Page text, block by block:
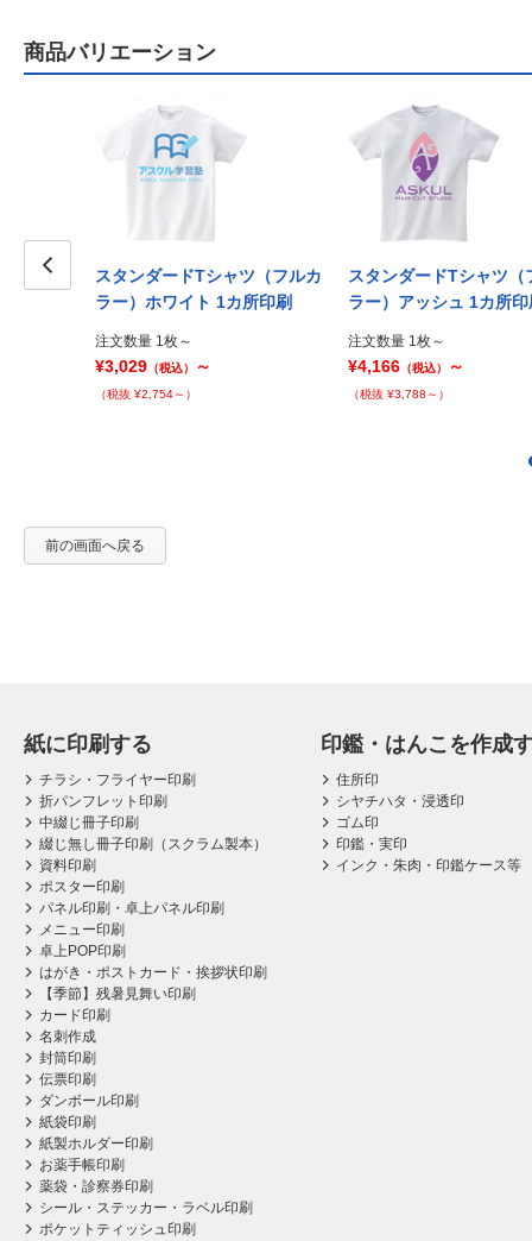
商品バリエーション
（フルカ
スタンダードTシャツ（フルカ
ラー）ホワイト 1カ所印刷
注文数量 1枚～
¥3,029 （税込） ～
（税抜 ¥2,754～）
スタンダードTシャツ（
ラー）アッシュ 1カ所印
注文数量 1枚～
¥4,166 （税込） ～
（税抜 ¥3,788～）
前の画面へ戻る
紙に印刷する
チラシ・フライヤー印刷
折パンフレット印刷
中綴じ冊子印刷
綴じ無し冊子印刷（スクラム製本）
資料印刷
ポスター印刷
パネル印刷・卓上パネル印刷
メニュー印刷
卓上POP印刷
はがき・ポストカード・挨拶状印刷
【季節】残暑見舞い印刷
カード印刷
名刺作成
封筒印刷
伝票印刷
ダンボール印刷
紙袋印刷
紙製ホルダー印刷
お薬手帳印刷
薬袋・診察券印刷
シール・ステッカー・ラベル印刷
ポケットティッシュ印刷
印鑑・はんこを作成
住所印
シヤチハタ・浸透印
ゴム印
印鑑・実印
インク・朱肉・印鑑ケース等